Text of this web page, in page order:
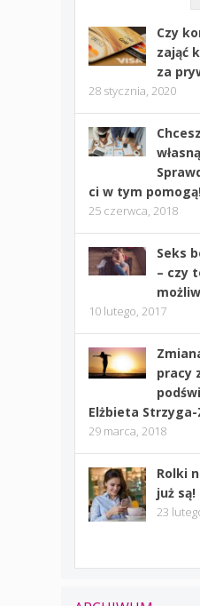
Czy
zająć
za
28 stycznia, 2020
ci w tym
25 czerwca, 2018
Seks
– czy
10 lutego, 2017
pracy
Elżbieta
29 marca, 2018
Rolki
już są!
23